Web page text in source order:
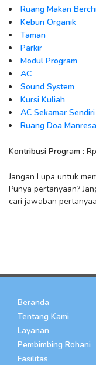
Ruang Makan
Kebun Organik
Taman
Parkir
Modul Program
AC
Sound System
Kursi Kuliah
AC Sekamar
Ruang Doa Manresa
Kontribusi Program :
Jangan Lupa untuk
Punya pertanyaan?
cari jawaban
Beranda
Tentang Kami
Layanan
Pembimbing Rohani
Fasilitas